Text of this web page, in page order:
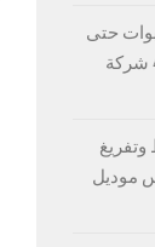
حتى
واحد لتر نصف اوتوماتيك موديل 403 شركة
موديل